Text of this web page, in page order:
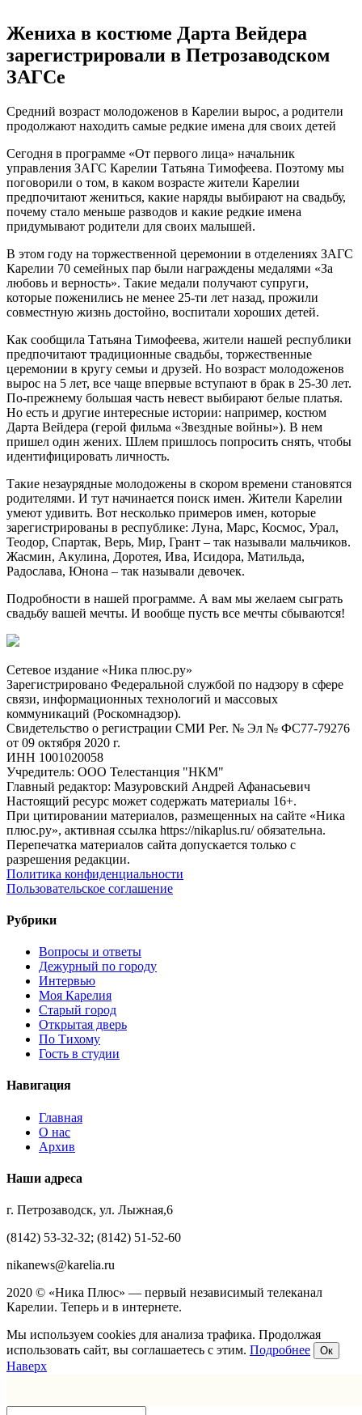
Жениха в костюме Дарта Вейдера
зарегистрировали в Петрозаводском
ЗАГСе
Средний возраст молодоженов в Карелии вырос, а родители
продолжают находить самые редкие имена для своих детей
Сегодня в программе «От первого лица» начальник
управления ЗАГС Карелии Татьяна Тимофеева. Поэтому мы
поговорили о том, в каком возрасте жители Карелии
предпочитают жениться, какие наряды выбирают на свадьбу,
почему стало меньше разводов и какие редкие имена
придумывают родители для своих малышей.
В этом году на торжественной церемонии в отделениях ЗАГС
Карелии 70 семейных пар были награждены медалями «За
любовь и верность». Такие медали получают супруги,
которые поженились не менее 25-ти лет назад, прожили
совместную жизнь достойно, воспитали хороших детей.
Как сообщила Татьяна Тимофеева, жители нашей республики
предпочитают традиционные свадьбы, торжественные
церемонии в кругу семьи и друзей. Но возраст молодоженов
вырос на 5 лет, все чаще впервые вступают в брак в 25-30 лет.
По-прежнему большая часть невест выбирают белые платья.
Но есть и другие интересные истории: например, костюм
Дарта Вейдера (герой фильма «Звездные войны»). В нем
пришел один жених. Шлем пришлось попросить снять, чтобы
идентифицировать личность.
Такие незаурядные молодожены в скором времени становятся
родителями. И тут начинается поиск имен. Жители Карелии
умеют удивить. Вот несколько примеров имен, которые
зарегистрированы в республике: Луна, Марс, Космос, Урал,
Теодор, Спартак, Верь, Мир, Грант – так называли мальчиков.
Жасмин, Акулина, Доротея, Ива, Исидора, Матильда,
Радослава, Юнона – так называли девочек.
Подробности в нашей программе. А вам мы желаем сыграть
свадьбу вашей мечты. И вообще пусть все мечты сбываются!
Сетевое издание «Ника плюс.ру»
Зарегистрировано Федеральной службой по надзору в сфере
связи, информационных технологий и массовых
коммуникаций (Роскомнадзор).
Свидетельство о регистрации СМИ Рег. № Эл № ФС77-79276
от 09 октября 2020 г.
ИНН 1001020058
Учредитель: ООО Телестанция "НКМ"
Главный редактор: Мазуровский Андрей Афанасьевич
Настоящий ресурс может содержать материалы 16+.
При цитировании материалов, размещенных на сайте «Ника
плюс.ру», активная ссылка https://nikaplus.ru/ обязательна.
Перепечатка материалов сайта допускается только с
разрешения редакции.
Политика конфиденциальности
Пользовательское соглашение
Рубрики
Вопросы и ответы
Дежурный по городу
Интервью
Моя Карелия
Старый город
Открытая дверь
По Тихому
Гость в студии
Навигация
Главная
О нас
Архив
Наши адреса
г. Петрозаводск, ул. Лыжная,6
(8142) 53-32-32; (8142) 51-52-60
nikanews@karelia.ru
2020 © «Ника Плюс» — первый независимый телеканал
Карелии. Теперь и в интернете.
Мы используем cookies для анализа трафика. Продолжая
использовать сайт, вы соглашаетесь с этим. Подробнее Ок
Наверх